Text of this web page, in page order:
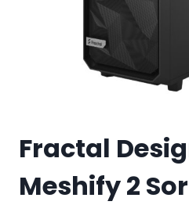
Fractal
Meshify 2